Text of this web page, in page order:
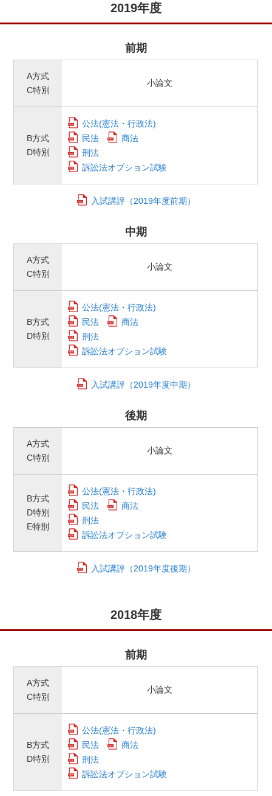
2019年度
前期
A方式
C特別
小論文
B方式
D特別
公法(憲法・行政法)
民法
商法
刑法
訴訟法オプション試験
入試講評（2019年度前期）
中期
A方式
C特別
小論文
B方式
D特別
公法(憲法・行政法)
民法
商法
刑法
訴訟法オプション試験
入試講評（2019年度中期）
後期
A方式
C特別
小論文
B方式
D特別
E特別
公法(憲法・行政法)
民法
商法
刑法
訴訟法オプション試験
入試講評（2019年度後期）
2018年度
前期
A方式
C特別
小論文
B方式
D特別
公法(憲法・行政法)
民法
商法
刑法
訴訟法オプション試験